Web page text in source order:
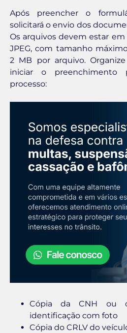
Após preencher o
solicitará o envio dos
Os arquivos devem estar
JPEG, com tamanho
2 MB por arquivo.
iniciar o preenchimento
processo:
Cópia da CNH ou
identificação com foto
Cópia do CRLV do